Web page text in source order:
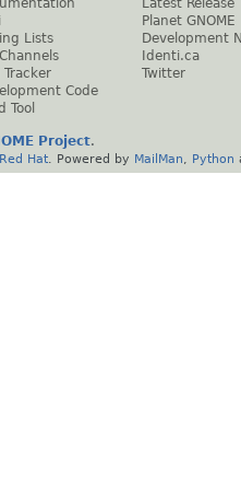
Lists
Channels
Tracker
Code
Tool
Latest Release
Planet GNOME
Development
Identi.ca
Twitter
Project.
Red Hat . Powered by MailMan Python